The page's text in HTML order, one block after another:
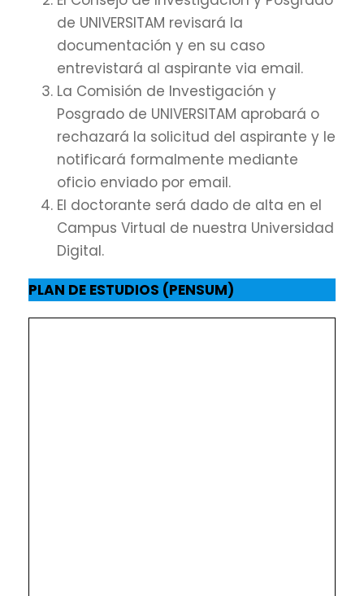
de UNIVERSITAM revisará la
documentación y en su caso
entrevistará al aspirante via email.
La Comisión de Investigación y
Posgrado de UNIVERSITAM aprobará o
rechazará la solicitud del aspirante y le
notificará formalmente mediante
oficio enviado por email.
El doctorante será dado de alta en el
Campus Virtual de nuestra Universidad
Digital.
PLAN DE ESTUDIOS (PENSUM)